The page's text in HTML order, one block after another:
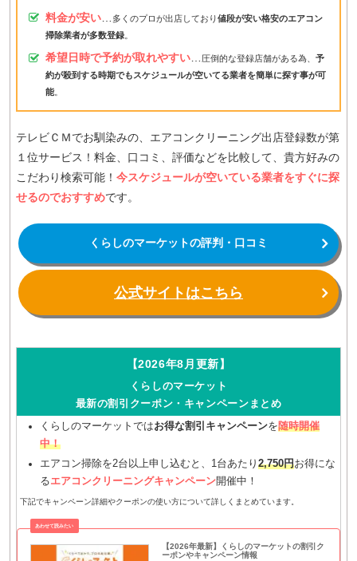
料金が安い… 多くのプロが出店しており値段が安い格安のエアコン
掃除業者が多数登録。
希望日時で予約が取れやすい…圧倒的な登録店舗がある為、 予
約が殺到する時期でもスケジュールが空いてる業者を簡単に探す事が可
能。
テレビＣＭでお馴染みの、エアコンクリーニング出店登録数が第
１位サービス！料金、口コミ、評価などを比較して、貴方好みの
こだわり検索可能！ 今スケジュールが空いている業者をすぐに探
せるのでおすすめです。
くらしのマーケットの評判・口コミ
公式サイトはこちら
【2026年8月更新】
くらしのマーケット
最新の割引クーポン・キャンペーンまとめ
くらしのマーケットではお得な割引キャンペーンを随時開催
中！
エアコン掃除を2台以上申し込むと、1台あたり 2,750円お得にな
るエアコンクリーニングキャンペーン開催中！
下記でキャンペーン詳細やクーポンの使い方について詳しくまとめています。
【2026年最新】くらしのマーケットの割引ク
ーポンやキャンペーン情報